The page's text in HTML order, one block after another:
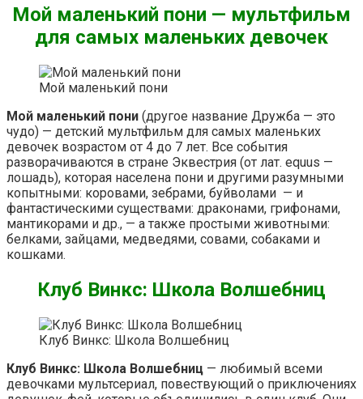
Мой маленький пони — мультфильм
для самых маленьких девочек
Мой маленький пони
Мой маленький пони (другое название Дружба — это
чудо) — детский мультфильм для самых маленьких
девочек возрастом от 4 до 7 лет. Все события
разворачиваются в стране Эквестрия (от лат. equus —
лошадь), которая населена пони и другими разумными
копытными: коровами, зебрами, буйволами — и
фантастическими существами: драконами, грифонами,
мантикорами и др., — а также простыми животными:
белками, зайцами, медведями, совами, собаками и
кошками.
Клуб Винкс: Школа Волшебниц
Клуб Винкс: Школа Волшебниц
Клуб Винкс: Школа Волшебниц — любимый всеми
девочками мультсериал, повествующий о приключениях